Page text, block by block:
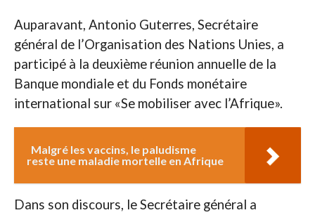
Auparavant, Antonio Guterres, Secrétaire
général de l’Organisation des Nations Unies, a
participé à la deuxième réunion annuelle de la
Banque mondiale et du Fonds monétaire
international sur «Se mobiliser avec l’Afrique».
Malgré les vaccins, le paludisme
reste une maladie mortelle en Afrique
Dans son discours, le Secrétaire général a